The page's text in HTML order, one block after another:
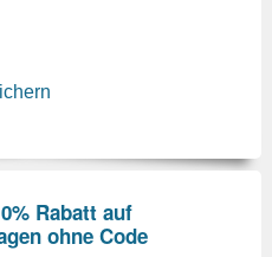
Rabatt auf
ohne Code